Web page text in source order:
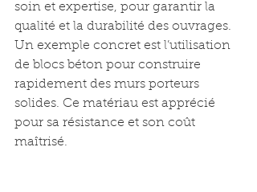
soin et expertise, pour garantir la
qualité et la durabilité des ouvrages.
Un exemple concret est l’utilisation
de blocs béton pour construire
rapidement des murs porteurs
solides. Ce matériau est apprécié
pour sa résistance et son coût
maîtrisé.